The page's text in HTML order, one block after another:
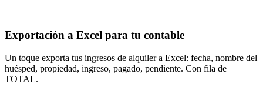
Exportación a Excel para tu contable
Un toque exporta tus ingresos de alquiler a Excel: fecha, nombre del
huésped, propiedad, ingreso, pagado, pendiente. Con fila de
TOTAL.